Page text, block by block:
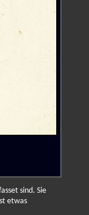
sind. Sie
etwas